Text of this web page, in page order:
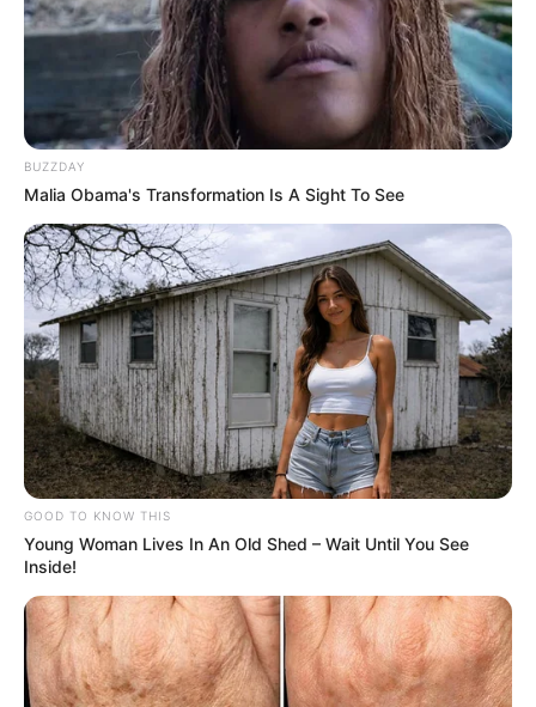
BUZZDAY
Malia Obama's Transformation Is A Sight To See
GOOD TO KNOW THIS
Young Woman Lives In An Old Shed – Wait Until You See
Inside!